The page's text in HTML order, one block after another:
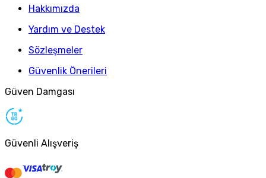
Hakkımızda
Yardım ve Destek
Sözleşmeler
Güvenlik Önerileri
Güven Damgası
Güvenli Alışveriş